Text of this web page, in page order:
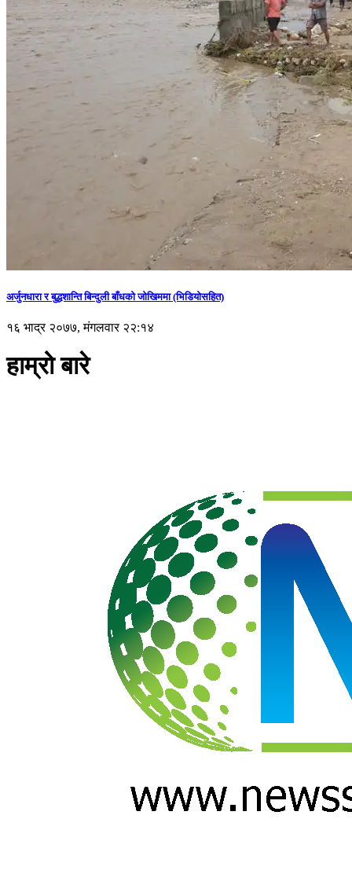
अर्जुनधारा र बुद्धशान्ति बिन्दुली बाँधको जोखिममा (भिडियाेसहित)
१६ भाद्र २०७७, मंगलवार २२:१४
हाम्रो बारे